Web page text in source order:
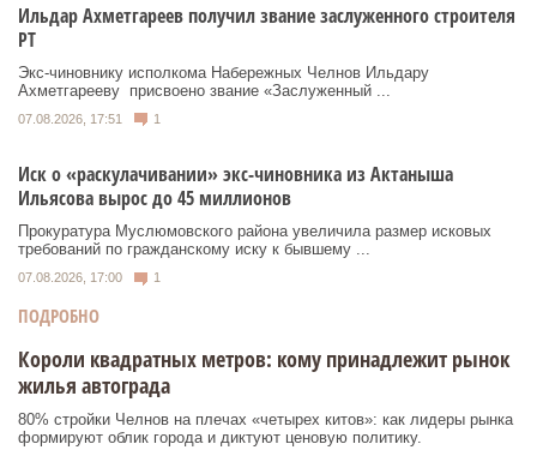
Ильдар Ахметгареев получил звание заслуженного строителя
РТ
Экс‑чиновнику исполкома Набережных Челнов Ильдару
Ахметгарееву присвоено звание «Заслуженный ...
07.08.2026, 17:51 1
Иск о «раскулачивании» экс-чиновника из Актаныша
Ильясова вырос до 45 миллионов
Прокуратура Муслюмовского района увеличила размер исковых
требований по гражданскому иску к бывшему ...
07.08.2026, 17:00 1
ПОДРОБНО
Короли квадратных метров: кому принадлежит рынок
жилья автограда
80% стройки Челнов на плечах «четырех китов»: как лидеры рынка
формируют облик города и диктуют ценовую политику.